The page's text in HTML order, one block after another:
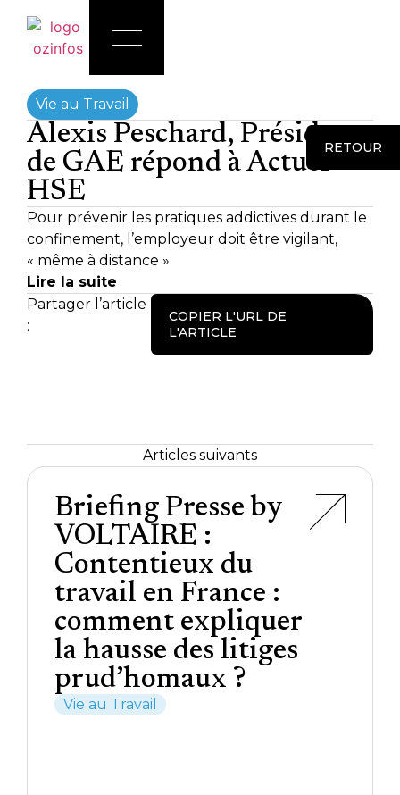
Vie au Travail
RETOUR
Alexis Peschard, Président
de GAE répond à Actuel
HSE
Pour prévenir les pratiques addictives durant le
confinement, l’employeur doit être vigilant,
« même à distance »
Lire la suite
Partager l’article
:
COPIER L'URL DE
L'ARTICLE
Articles suivants
Briefing Presse by
VOLTAIRE :
Contentieux du
travail en France :
comment expliquer
la hausse des litiges
prud’homaux ?
Vie au Travail